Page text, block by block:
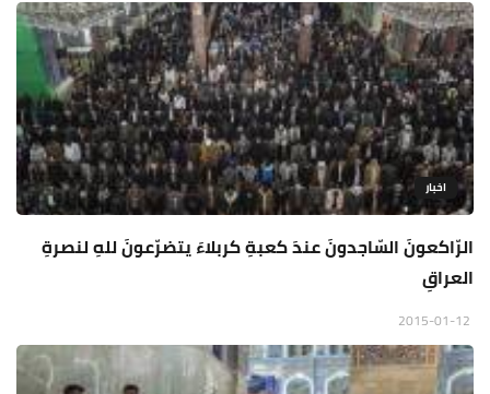
اخبار
الرّاكعونَ السّاجدونَ عندَ كعبةِ كربلاءَ يتضرّعونَ للهِ لنصرةِ
العراقِ